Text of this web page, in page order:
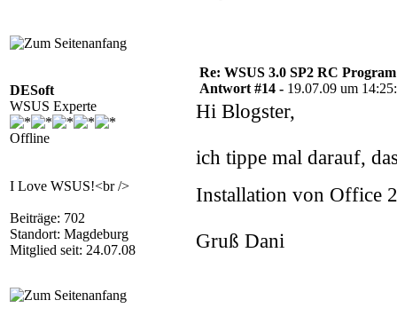
DESoft
WSUS Experte
Offline
I Love WSUS!<br />
Beiträge: 702
Standort: Magdeburg
Mitglied seit: 24.07.08
Re: WSUS 3.0 SP2 RC
Antwort #14 - 19.07.09 um
Hi Blogster,
ich tippe mal darauf,
Installation von Office
Gruß Dani